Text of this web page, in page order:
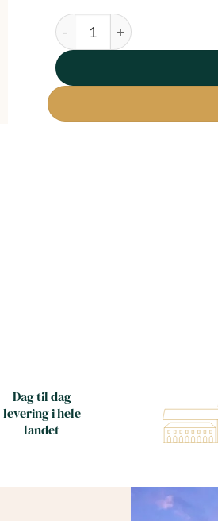
Mikrofiberviskestykke antal
Dag til dag
levering i hele
landet